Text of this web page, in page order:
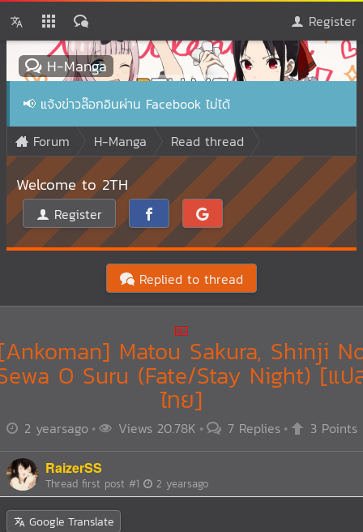
Register
H-Manga
📢 แจ้งข่าวล๊อกอินผ่าน Facebook ไม่ได้
Forum
H-Manga Read thread
Welcome to 2TH
Register
Replied to thread
Matou Sakura, Shinji
O Suru (Fate/Stay Night) [แป
ไทย]
2 yearsago Views 20.78K 7 Replies 3 Points
RaizerSS
Thread first post #1 2 yearsago
Google Translate